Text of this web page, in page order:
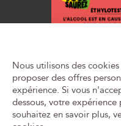
n
r
e
n
e
w
s
Nous utilisons des
proposer des offres
expérience. Si vous
dessous, votre
souhaitez en savoir plus,